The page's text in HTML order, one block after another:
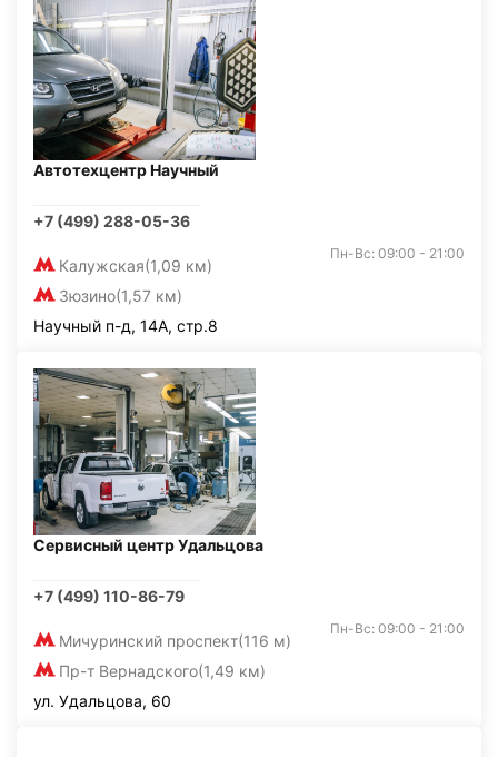
Автотехцентр Научный
+7 (499) 288-05-36
Калужская(1,09 км)
Зюзино(1,57 км)
Пн-Вс: 09:00 - 21:00
Научный п-д, 14А, стр.8
Сервисный центр Удальцова
+7 (499) 110-86-79
Мичуринский проспект(116 м)
Пр-т Вернадского(1,49 км)
Пн-Вс: 09:00 - 21:00
ул. Удальцова, 60